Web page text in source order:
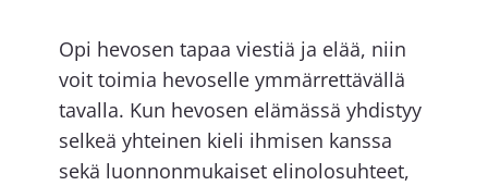
Opi hevosen tapaa viestiä ja elää, niin
voit toimia hevoselle ymmärrettävällä
tavalla. Kun hevosen elämässä yhdistyy
selkeä yhteinen kieli ihmisen kanssa
sekä luonnonmukaiset elinolosuhteet,